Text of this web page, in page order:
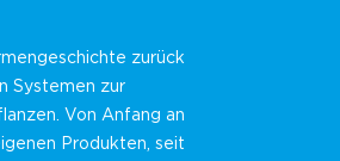
zurück
Systemen zur
Von Anfang an
Produkten, seit